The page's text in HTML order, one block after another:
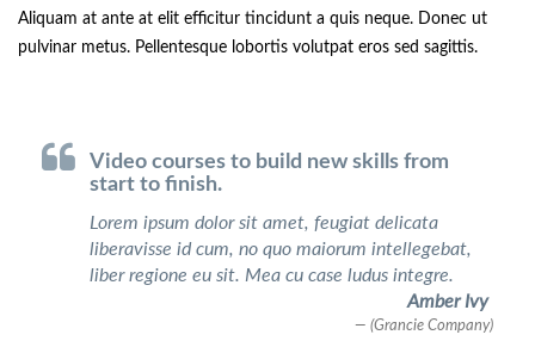
Aliquam at ante at elit efficitur tincidunt a quis neque. Donec ut
pulvinar metus. Pellentesque lobortis volutpat eros sed sagittis.
Video courses to build new skills from
start to finish.
Lorem ipsum dolor sit amet, feugiat delicata
liberavisse id cum, no quo maiorum intellegebat,
liber regione eu sit. Mea cu case ludus integre.
Amber Ivy
(Grancie Company)